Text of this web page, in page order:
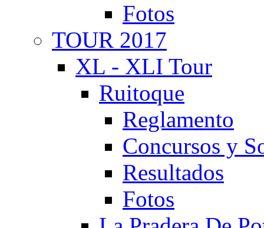
Fotos
TOUR 2017
XL - XLI Tour
Ruitoque
Reglamento
Concursos y
Resultados
Fotos